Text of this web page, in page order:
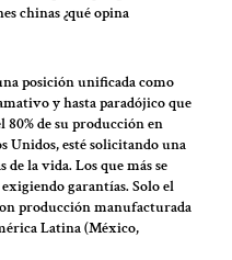
chinas ¿qué opina
posición unificada como
y hasta paradójico que
80% de su producción en
Unidos, esté solicitando una
de la vida. Los que más se
garantías. Solo el
producción manufacturada
Latina (México,